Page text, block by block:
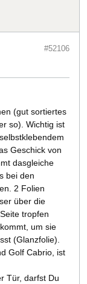
#52106
(gut sortiertes
so). Wichtig ist
Geschick von
dasgleiche
bei den
2 Folien
über die
tropfen
um sie
(Glanzfolie).
Golf Cabrio, ist
Tür, darfst Du